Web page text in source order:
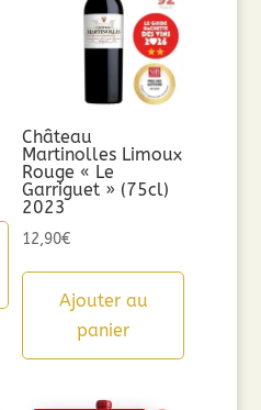
Château
Martinolles Limoux
Rouge « Le
Garriguet » (75cl)
2023
12,90€
Ajouter au
panier